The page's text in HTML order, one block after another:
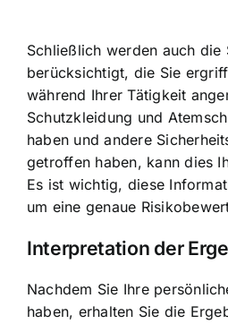
Schließlich werden auch die
berücksichtigt, die Sie
während Ihrer Tätigkeit
Schutzkleidung und
haben und andere
getroffen haben, kann dies
Es ist wichtig, diese
um eine genaue
Interpretation der
Nachdem Sie Ihre
haben, erhalten Sie die